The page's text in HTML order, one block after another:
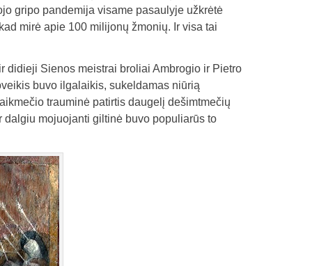
gripo pandemija visame pasaulyje užkrėtė
mirė apie 100 milijonų žmonių. Ir visa tai
didieji Sienos meistrai broliai Ambrogio ir Pietro
buvo ilgalaikis, sukeldamas niūrią
trauminė patirtis daugelį dešimtmečių
dalgiu mojuojanti giltinė buvo populiarūs to